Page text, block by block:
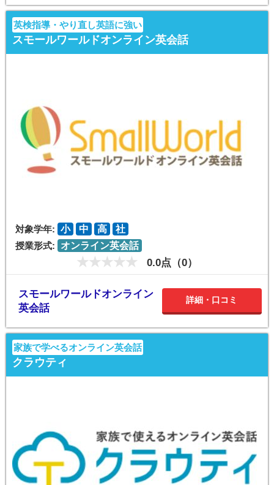
英検指導・やり直し英語に強い
スモールワールドオンライン英会話
対象学年: 小 中 高
社
授業形式:
オンライン英会話
0.0点（0）
スモールワールドオンライン
英会話
詳細・口コミ
家族で学べるオンライン英会話
クラウティ